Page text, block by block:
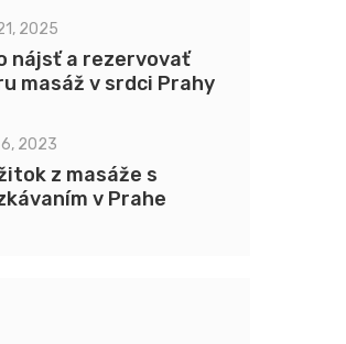
zážitok
2025
nájsť a rezervovať
masáž v srdci Prahy
2023
z masáže s
v Prahe